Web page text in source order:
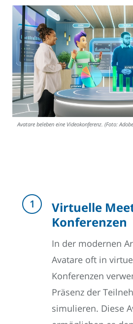
Avatare beleben eine Videokonferenz. (Foto:
Virtuelle
Konferenzen
In der modernen
Avatare oft in
Konferenzen
Präsenz der
simulieren. Diese